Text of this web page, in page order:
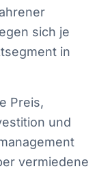
sich je
in
Preis,
und
vermiedene